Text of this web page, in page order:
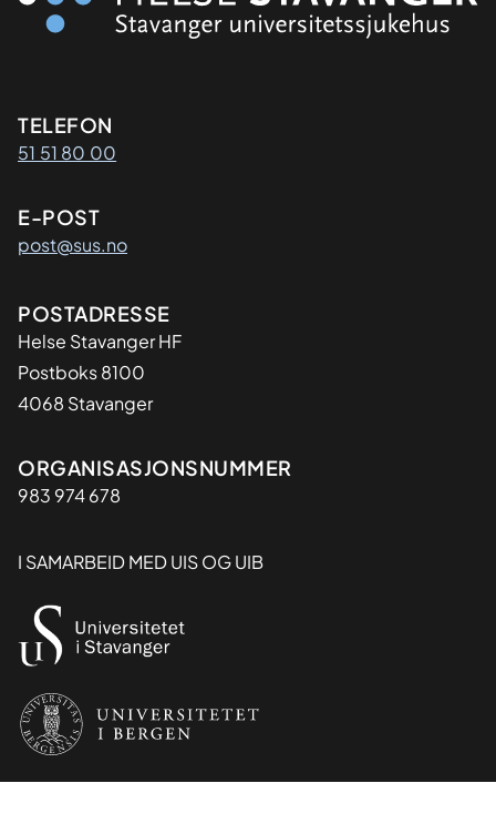
Kontaktinformasjon
TELEFON
51 51 80 00
E-POST
post@sus.no
Adresse
POSTADRESSE
Helse Stavanger HF
Postboks 8100
4068 Stavanger
Organisasjon
ORGANISASJONSNUMMER
983 974 678
I SAMARBEID MED UIS OG UIB